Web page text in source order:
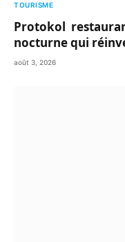
TOURISME
Protokol
nocturne qui
août 3, 2026